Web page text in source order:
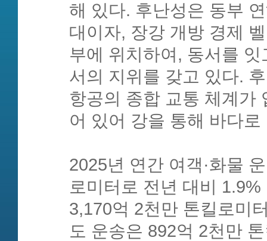
해 있다. 후난성은 동부
대이자, 장강 개방 경제
부에 위치하여, 동서를
서의 지위를 갖고 있다.
항공의 종합 교통 체계가
어 있어 강을 통해 바다
2025년 연간 여객·화물
로미터로 전년 대비
3,170억 2천만 톤킬로미
도 운송은 892억 2천만